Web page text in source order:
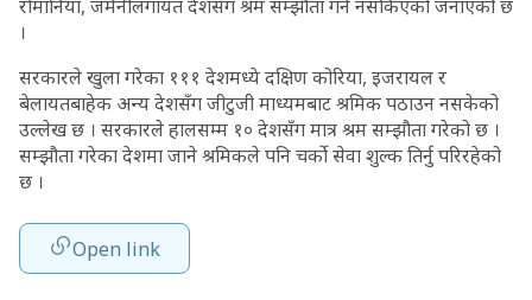
रोमानिया, जर्मनीलगायत देशसँग श्रम सम्झौता गर्न नसकिएको जनाएको छ
।
सरकारले खुला गरेका १११ देशमध्ये दक्षिण कोरिया, इजरायल र
बेलायतबाहेक अन्य देशसँग जीटुजी माध्यमबाट श्रमिक पठाउन नसकेको
उल्लेख छ । सरकारले हालसम्म १० देशसँग मात्र श्रम सम्झौता गरेको छ ।
सम्झौता गरेका देशमा जाने श्रमिकले पनि चर्को सेवा शुल्क तिर्नु परिरहेको
छ ।
Open link